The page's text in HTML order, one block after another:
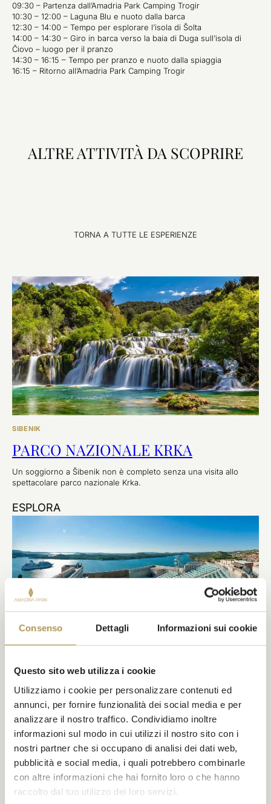
Consenso Dettagli Informazioni sui cookie
Questo sito web utilizza i cookie
Utilizziamo i cookie per personalizzare contenuti ed
annunci, per fornire funzionalità dei social media e per
analizzare il nostro traffico. Condividiamo inoltre
informazioni sul modo in cui utilizzi il nostro sito con i
nostri partner che si occupano di analisi dei dati web,
pubblicità e social media, i quali potrebbero combinarle
con altre informazioni che hai fornito loro o che hanno
raccolto dal tuo utilizzo dei loro servizi.
09:30 – Partenza dall’Amadria Park Camping Trogir
10:30 – 12:00 – Laguna Blu e nuoto dalla barca
12:30 – 14:00 – Tempo per esplorare l’isola di Šolta
14:00 – 14:30 – Giro in barca verso la baia di Duga sull’isola di
Čiovo – luogo per il pranzo
14:30 – 16:15 – Tempo per pranzo e nuoto dalla spiaggia
16:15 – Ritorno all’Amadria Park Camping Trogir
ALTRE ATTIVITÀ DA SCOPRIRE
TORNA A TUTTE LE ESPERIENZE
SIBENIK
PARCO NAZIONALE KRKA
Un soggiorno a Šibenik non è completo senza una visita allo
spettacolare parco nazionale Krka.
ESPLORA
SIBENIK
LE QUATTRO FORTEZZE DI
ŠIBENIK
Se state pianificando di visitare Šibenik per motivi turistici o di
lavoro, non dovreste perdere l’impressionante esperienza di
visitare queste fortezze.
ESPLORA